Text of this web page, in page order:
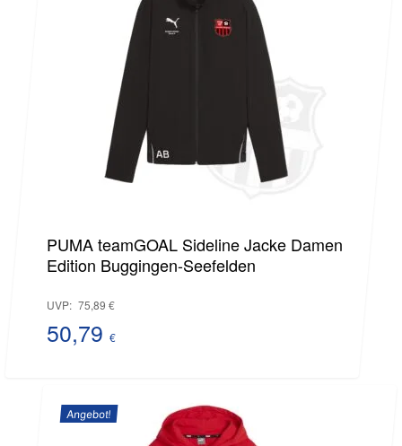
PUMA teamGOAL Sideline Jacke Damen
Edition Buggingen-Seefelden
UVP: 75,89 €
50,79 €
ist:Angebot!